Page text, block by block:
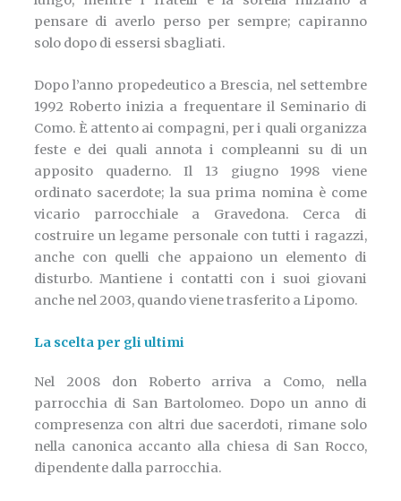
pensare di averlo perso per sempre; capiranno
solo dopo di essersi sbagliati.
Dopo l’anno propedeutico a Brescia, nel settembre
1992 Roberto inizia a frequentare il Seminario di
Como. È attento ai compagni, per i quali organizza
feste e dei quali annota i compleanni su di un
apposito quaderno. Il 13 giugno 1998 viene
ordinato sacerdote; la sua prima nomina è come
vicario parrocchiale a Gravedona. Cerca di
costruire un legame personale con tutti i ragazzi,
anche con quelli che appaiono un elemento di
disturbo. Mantiene i contatti con i suoi giovani
anche nel 2003, quando viene trasferito a Lipomo.
La scelta per gli ultimi
Nel 2008 don Roberto arriva a Como, nella
parrocchia di San Bartolomeo. Dopo un anno di
compresenza con altri due sacerdoti, rimane solo
nella canonica accanto alla chiesa di San Rocco,
dipendente dalla parrocchia.